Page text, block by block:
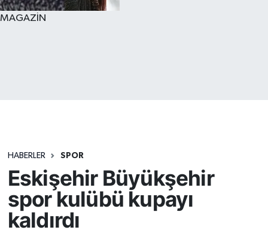
MAGAZİN
HABERLER SPOR
Eskişehir Büyükşehir
spor kulübü kupayı
kaldırdı